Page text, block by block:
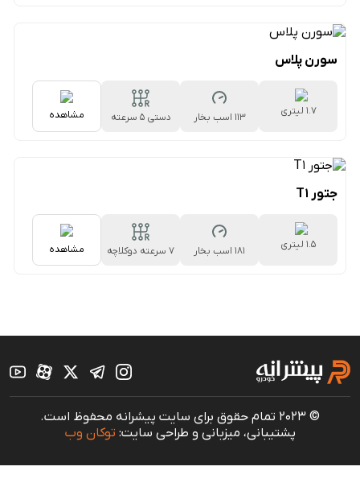
سورن پلاس
1.7 لیتری 113 اسب بخار دستی ۵ سرعته مشاهده
جتور T1
1.5 لیتری 181 اسب بخار ۷ سرعته دوکلاچه مشاهده
© 2023 تمام حقوق برای سایت پیشرانه محفوظ است.
پشتیبانی، میزبانی و طراحی سایت: توکان وب